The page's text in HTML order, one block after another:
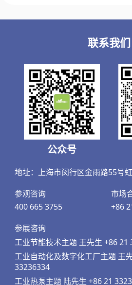
联系我们
公众号
地址：上海市闵行区金雨路55号
参观咨询
400 665 3755
市场
+86
参展咨询
工业节能技术主题 王先生 +86 21
工业自动化及数字化工厂主题 王
33236334
工业热泵主题 陆先生 +86 21